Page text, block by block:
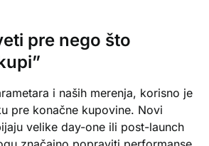
pre nego što
i naših merenja, korisno je
pre konačne kupovine. Novi
velike day-one ili post-launch